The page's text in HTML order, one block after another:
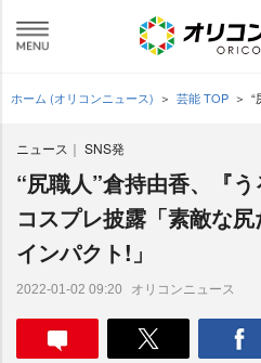
ホーム (オリコンニュース) 芸能 TOP “
ニュース SNS発
“尻職人”倉持由香、『
コスプレ披露「素敵な
インパクト!」
2022-01-02 09:20 オリコンニュース